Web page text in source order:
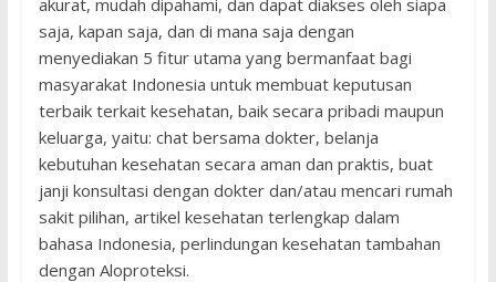
akurat, mudah dipahami, dan dapat diakses oleh siapa
saja, kapan saja, dan di mana saja dengan
menyediakan 5 fitur utama yang bermanfaat bagi
masyarakat Indonesia untuk membuat keputusan
terbaik terkait kesehatan, baik secara pribadi maupun
keluarga, yaitu: chat bersama dokter, belanja
kebutuhan kesehatan secara aman dan praktis, buat
janji konsultasi dengan dokter dan/atau mencari rumah
sakit pilihan, artikel kesehatan terlengkap dalam
bahasa Indonesia, perlindungan kesehatan tambahan
dengan Aloproteksi.